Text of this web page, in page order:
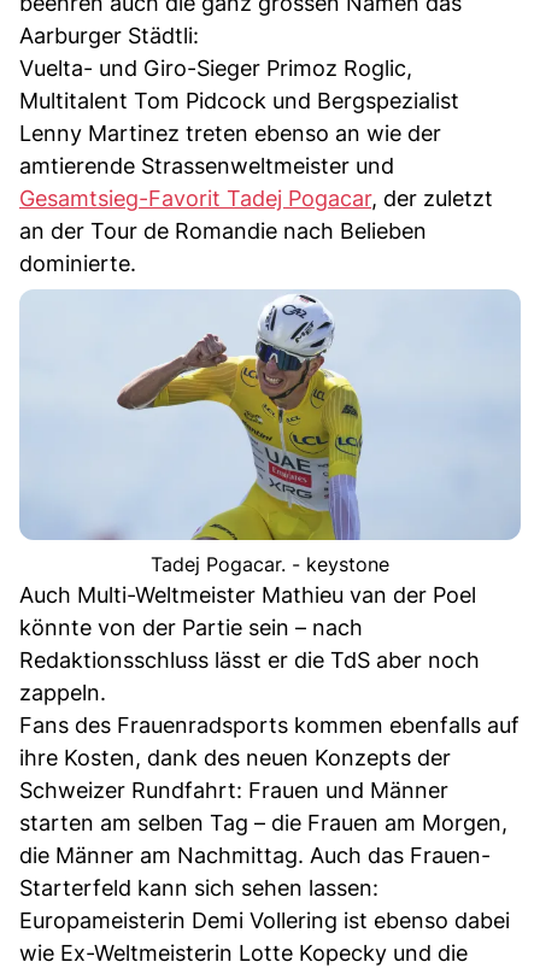
Aarburger Städtli:
Vuelta- und Giro-Sieger Primoz Roglic,
Multitalent Tom Pidcock und Bergspezialist
Lenny Martinez treten ebenso an wie der
amtierende Strassenweltmeister und
Gesamtsieg-Favorit Tadej Pogacar, der zuletzt
an der Tour de Romandie nach Belieben
dominierte.
Tadej Pogacar. - keystone
Auch Multi-Weltmeister Mathieu van der Poel
könnte von der Partie sein – nach
Redaktionsschluss lässt er die TdS aber noch
zappeln.
Fans des Frauenradsports kommen ebenfalls auf
ihre Kosten, dank des neuen Konzepts der
Schweizer Rundfahrt: Frauen und Männer
starten am selben Tag – die Frauen am Morgen,
die Männer am Nachmittag. Auch das Frauen-
Starterfeld kann sich sehen lassen:
Europameisterin Demi Vollering ist ebenso dabei
wie Ex-Weltmeisterin Lotte Kopecky und die